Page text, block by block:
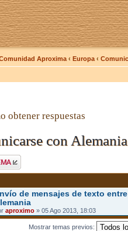
Aproxima ‹ Europa ‹
obtener respuestas
con
de mensajes de texto
aproximo» 05 Ago 2013, 18:03
Mostrar temas previos: